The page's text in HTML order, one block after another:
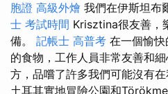
胞證 高級外燴 我們在伊斯坦布
士 考試時間 Krisztina很友善，
備。 記帳士 高普考 在一個愉
的食物，工作人員非常友善和細
方，品嚐了許多我們可能沒有在
土耳其實地冒險公園和